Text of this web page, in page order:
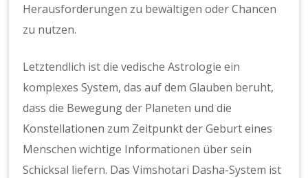
Herausforderungen zu bewältigen oder Chancen
zu nutzen.
Letztendlich ist die vedische Astrologie ein
komplexes System, das auf dem Glauben beruht,
dass die Bewegung der Planeten und die
Konstellationen zum Zeitpunkt der Geburt eines
Menschen wichtige Informationen über sein
Schicksal liefern. Das Vimshotari Dasha-System ist